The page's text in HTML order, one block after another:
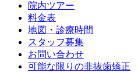
院内ツアー
料金表
地図・診療時間
スタッフ募集
お問い合わせ
可能な限りの非抜歯矯正